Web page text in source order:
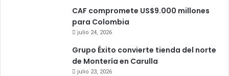
CAF compromete US$9.000 millones
para Colombia
julio 24, 2026
Grupo Éxito convierte tienda del norte
de Montería en Carulla
julio 23, 2026